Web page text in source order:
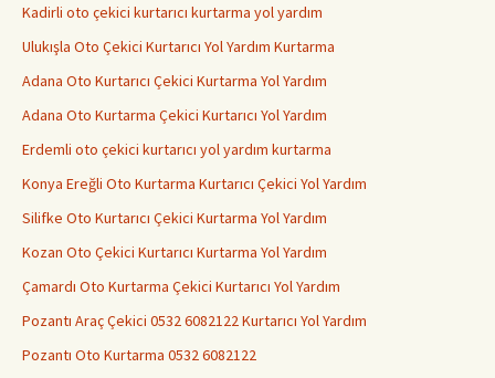
Kadirli oto çekici kurtarıcı kurtarma yol yardım
Ulukışla Oto Çekici Kurtarıcı Yol Yardım Kurtarma
Adana Oto Kurtarıcı Çekici Kurtarma Yol Yardım
Adana Oto Kurtarma Çekici Kurtarıcı Yol Yardım
Erdemli oto çekici kurtarıcı yol yardım kurtarma
Konya Ereğli Oto Kurtarma Kurtarıcı Çekici Yol Yardım
Silifke Oto Kurtarıcı Çekici Kurtarma Yol Yardım
Kozan Oto Çekici Kurtarıcı Kurtarma Yol Yardım
Çamardı Oto Kurtarma Çekici Kurtarıcı Yol Yardım
Pozantı Araç Çekici 0532 6082122 Kurtarıcı Yol Yardım
Pozantı Oto Kurtarma 0532 6082122